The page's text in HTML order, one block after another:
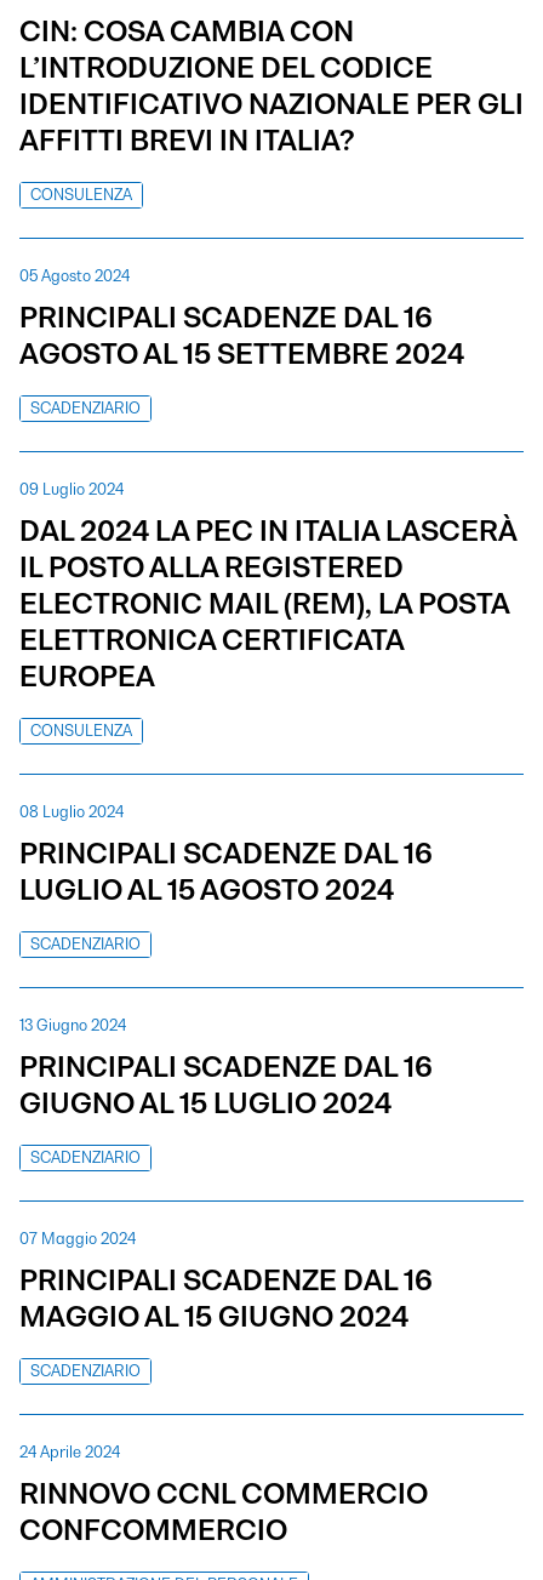
CIN: COSA CAMBIA CON
L’INTRODUZIONE DEL CODICE
IDENTIFICATIVO NAZIONALE PER GLI
AFFITTI BREVI IN ITALIA?
CONSULENZA
05 Agosto 2024
PRINCIPALI SCADENZE DAL 16
AGOSTO AL 15 SETTEMBRE 2024
SCADENZIARIO
09 Luglio 2024
DAL 2024 LA PEC IN ITALIA LASCERÀ
IL POSTO ALLA REGISTERED
ELECTRONIC MAIL (REM), LA POSTA
ELETTRONICA CERTIFICATA
EUROPEA
CONSULENZA
08 Luglio 2024
PRINCIPALI SCADENZE DAL 16
LUGLIO AL 15 AGOSTO 2024
SCADENZIARIO
13 Giugno 2024
PRINCIPALI SCADENZE DAL 16
GIUGNO AL 15 LUGLIO 2024
SCADENZIARIO
07 Maggio 2024
PRINCIPALI SCADENZE DAL 16
MAGGIO AL 15 GIUGNO 2024
SCADENZIARIO
24 Aprile 2024
RINNOVO CCNL COMMERCIO
CONFCOMMERCIO